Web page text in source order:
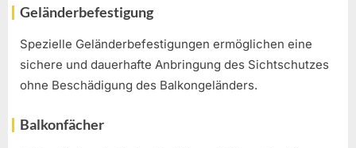
Geländerbefestigung
Spezielle Geländerbefestigungen ermöglichen eine
sichere und dauerhafte Anbringung des Sichtschutzes
ohne Beschädigung des Balkongeländers.
Balkonfächer